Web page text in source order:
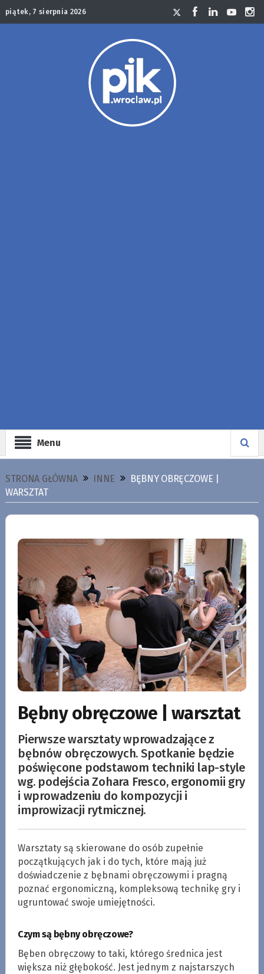
piątek, 7 sierpnia 2026
Menu
STRONA GŁÓWNA INNE
BĘBNY OBRĘCZOWE |
WARSZTAT
Bębny obręczowe | warsztat
Pierwsze warsztaty wprowadzające z
bębnów obręczowych. Spotkanie będzie
poświęcone podstawom techniki lap-style
wg. podejścia Zohara Fresco, ergonomii gry
i wprowadzeniu do kompozycji i
improwizacji rytmicznej.
Warsztaty są skierowane do osób zupełnie
początkujących jak i do tych, które mają już
doświadczenie z bębnami obręczowymi i pragną
poznać ergonomiczną, kompleksową technikę gry i
ugruntować swoje umiejętności.
Czym są bębny obręczowe?
Bęben obręczowy to taki, którego średnica jest
większa niż głębokość. Jest jednym z najstarszych